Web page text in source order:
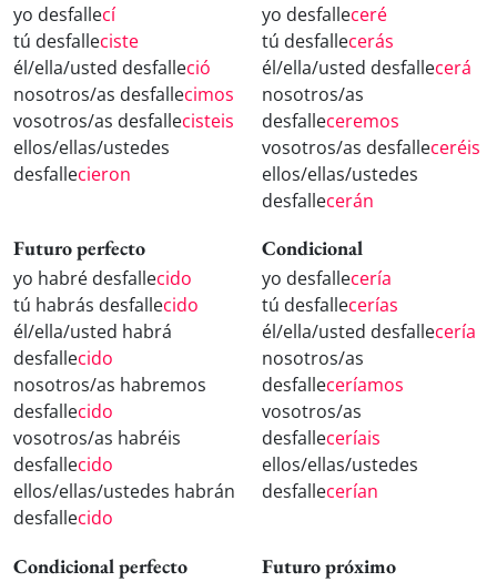
yo desfallecí
tú desfalleciste
él/ella/usted desfalleció
nosotros/as desfallecimos
vosotros/as desfallecisteis
ellos/ellas/ustedes
desfallecieron
yo desfalleceré
tú desfallecerás
él/ella/usted desfallecerá
nosotros/as
desfalleceremos
vosotros/as desfalleceréis
ellos/ellas/ustedes
desfallecerán
Futuro perfecto
yo habré desfallecido
tú habrás desfallecido
él/ella/usted habrá
desfallecido
nosotros/as habremos
desfallecido
vosotros/as habréis
desfallecido
ellos/ellas/ustedes habrán
desfallecido
Condicional
yo desfallecería
tú desfallecerías
él/ella/usted desfallecería
nosotros/as
desfalleceríamos
vosotros/as
desfalleceríais
ellos/ellas/ustedes
desfallecerían
Condicional perfecto Futuro próximo